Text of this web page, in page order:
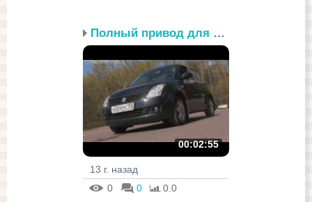
Полный привод для девушки
00:02:55
13 г. назад
0
0 0.0